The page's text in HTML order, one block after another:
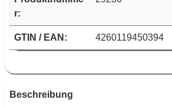
r:
GTIN / EAN: 4260119450394
Beschreibung